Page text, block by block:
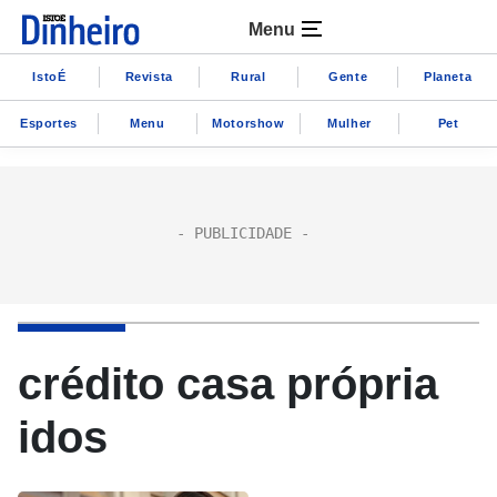
Menu
IstoÉ Revista Rural Gente Planeta
Esportes Menu Motorshow Mulher Pet
crédito casa própria
idos